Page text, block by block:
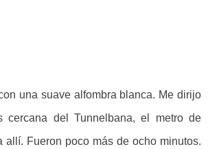
una suave alfombra blanca. Me dirijo
cercana del Tunnelbana, el metro de
allí. Fueron poco más de ocho minutos.